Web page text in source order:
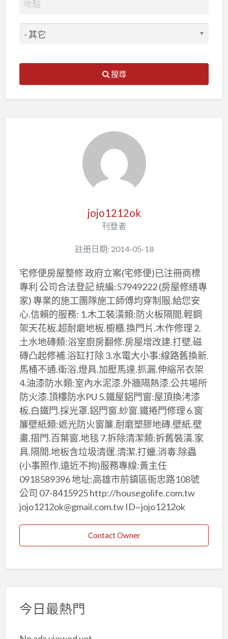
搜尋
jojo1212ok
刊登者
註册日期: 2014-05-18
宅修便房屋整修 政府立案(宅修便)已注冊商標
專利 公司合法登記 統編:57949222 (房屋修繕專
家) 專業的施工團隊施工師傅均穿制服.給您安
心.信賴的服務: 1.木工裝潢類:防火板隔間.輕鋼
架天花板.超耐磨地板.櫥櫃.換門片.木作修理 2.
土水地磚類:浴室廚房翻修.房屋增改建.打壁.磁
磚凸起修補.浴缸打除 3.水電大小事:線路舊換新.
馬桶不通.衛浴.燈具.加壓馬達.抓漏.伸縮吊衣架
4.油漆防水類:室內水泥漆.外牆隔熱漆.公共場所
防火漆.頂樓防水PU 5.鐵屋鋁門窗:屋頂換洘漆
板.白鐵門.採光罩.鋁門窗.紗窗.鐵捲門修理 6.窗
簾壁紙類:遮光防火窗簾.耐磨塑膠地磚.壁紙.壁
畫.摺門.百葉窗.地毯 7.拆除清潔類:拆舊裝潢.家
具.隔間.地板含垃圾清運.清潔.打蠟.消毒.除蟲
(小事照作.遠近不拘)服務專線:黃主任
0918589396 地址:高雄市前鎮區衙忠路108號
公司 07-8415925 http://housegolife.com.tw
jojo1212ok@gmail.com.tw ID~jojo1212ok
Contact Owner
今日最熱門